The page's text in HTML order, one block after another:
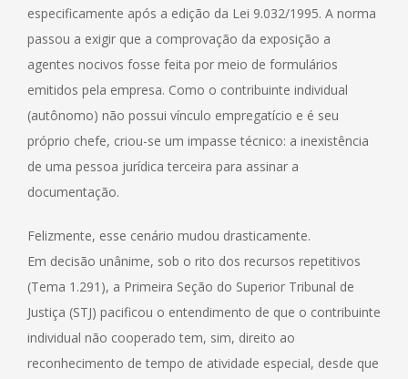
especificamente após a edição da Lei 9.032/1995. A norma
passou a exigir que a comprovação da exposição a
agentes nocivos fosse feita por meio de formulários
emitidos pela empresa. Como o contribuinte individual
(autônomo) não possui vínculo empregatício e é seu
próprio chefe, criou-se um impasse técnico: a inexistência
de uma pessoa jurídica terceira para assinar a
documentação.
Felizmente, esse cenário mudou drasticamente.
Em decisão unânime, sob o rito dos recursos repetitivos
(Tema 1.291), a Primeira Seção do Superior Tribunal de
Justiça (STJ) pacificou o entendimento de que o contribuinte
individual não cooperado tem, sim, direito ao
reconhecimento de tempo de atividade especial, desde que